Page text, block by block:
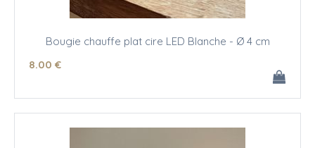
Bougie chauffe plat cire LED Blanche - Ø 4 cm
8.00 €